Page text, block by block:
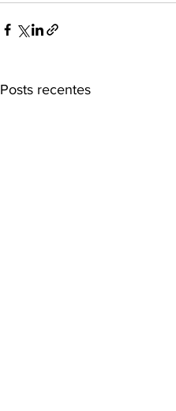
Posts recentes